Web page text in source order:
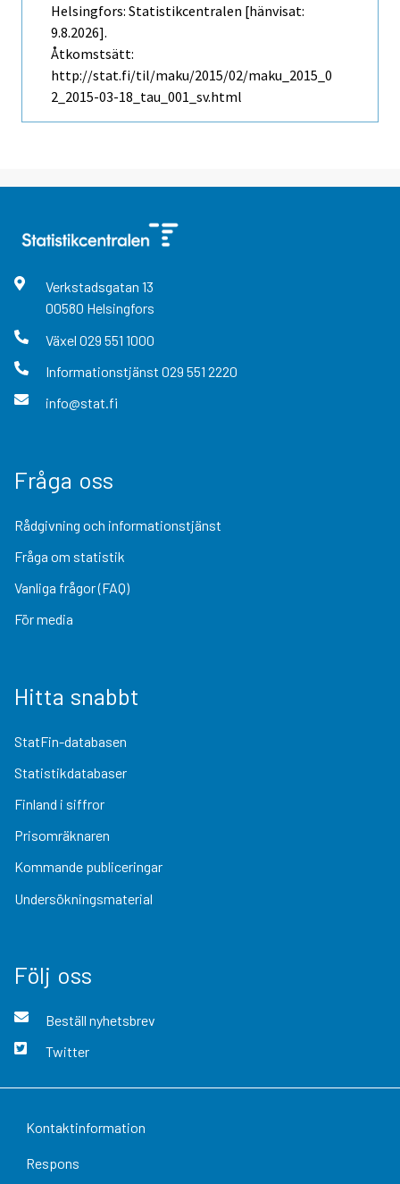
Helsingfors: Statistikcentralen [hänvisat:
9.8.2026].
Åtkomstsätt:
http://stat.fi/til/maku/2015/02/maku_2015_0
2_2015-03-18_tau_001_sv.html
Verkstadsgatan 13
00580 Helsingfors
Växel 029 551 1000
Informationstjänst 029 551 2220
info@stat.fi
Fråga oss
Rådgivning och informationstjänst
Fråga om statistik
Vanliga frågor (FAQ)
För media
Hitta snabbt
StatFin-databasen
Statistikdatabaser
Finland i siffror
Prisomräknaren
Kommande publiceringar
Undersökningsmaterial
Följ oss
Beställ nyhetsbrev
Twitter
Kontaktinformation
Respons